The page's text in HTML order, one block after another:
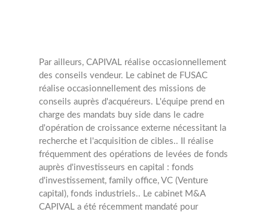
Par ailleurs, CAPIVAL réalise occasionnellement
des conseils vendeur. Le cabinet de FUSAC
réalise occasionnellement des missions de
conseils auprès d'acquéreurs. L'équipe prend en
charge des mandats buy side dans le cadre
d'opération de croissance externe nécessitant la
recherche et l'acquisition de cibles..
Il réalise
fréquemment des opérations de levées de fonds
auprès d'investisseurs en capital : fonds
d'investissement, family office, VC (Venture
capital), fonds industriels.. Le cabinet M&A
CAPIVAL a été récemment mandaté pour